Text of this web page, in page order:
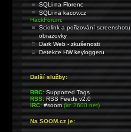
SQLi na Florenc
SQLi na kacov.cz
HackForum:
Sciolink a pořizování screenshotu
obrazovky
Dark Web - zkušenosti
Detekce HW keyloggeru
Další služby:
BBC: Supported Tags
RSS: RSS Feeds v2.0
IRC: #soom(irc.2600.net)
Na SOOM.cz je: